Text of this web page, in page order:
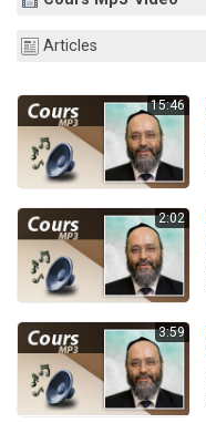
Articles
15:46
2:02
3:59